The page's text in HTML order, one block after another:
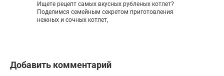
Ищете рецепт самых вкусных рубленых котлет?
Поделимся семейным секретом приготовления
нежных и сочных котлет,
Добавить комментарий